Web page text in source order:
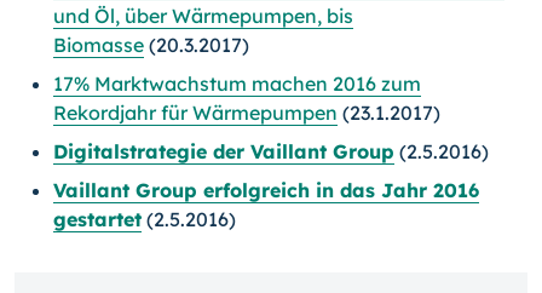
und Öl, über Wärmepumpen, bis
Biomasse (20.3.2017)
17% Marktwachstum machen 2016 zum
Rekordjahr für Wärmepumpen (23.1.2017)
Digitalstrategie der Vaillant Group (2.5.2016)
Vaillant Group erfolgreich in das Jahr 2016
gestartet (2.5.2016)